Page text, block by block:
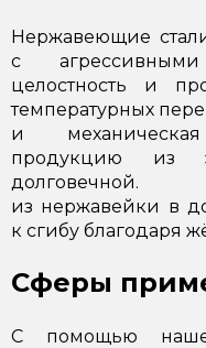
Нержавеющие
с
целостность и
температурных
и
продукцию из
из нержавейки в
к сгибу благодаря
Сферы
С помощью